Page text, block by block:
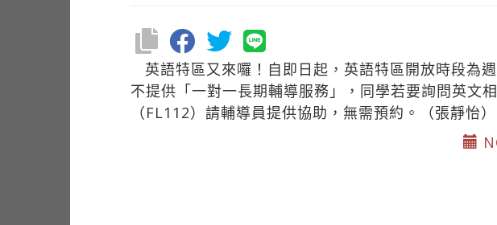
英語特區又來囉！自即日起，英語特區開放時段為
不提供「一對一長期輔導服務」，同學若要詢問英文
（FL112）請輔導員提供協助，無需預約。（張靜怡）